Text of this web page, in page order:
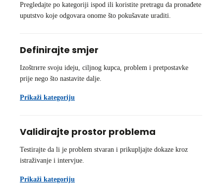
Pregledajte po kategoriji ispod ili koristite pretragu da pronađete
uputstvo koje odgovara onome što pokušavate uraditi.
Definirajte smjer
Izoštrите svoju ideju, ciljnog kupca, problem i pretpostavke
prije nego što nastavite dalje.
Prikaži kategoriju
Validirajte prostor problema
Testirajte da li je problem stvaran i prikupljajte dokaze kroz
istraživanje i intervjue.
Prikaži kategoriju